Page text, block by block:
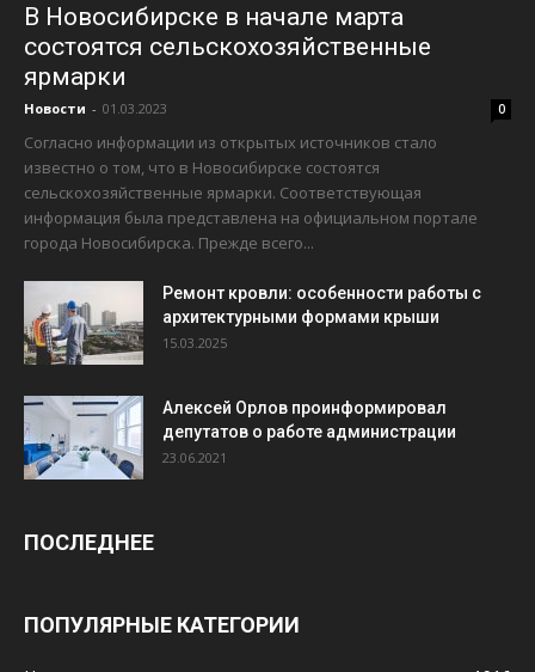
В Новосибирске в начале марта
состоятся сельскохозяйственные
ярмарки
Новости - 01.03.2023 0
Согласно информации из открытых источников стало
известно о том, что в Новосибирске состоятся
сельскохозяйственные ярмарки. Соответствующая
информация была представлена на официальном портале
города Новосибирска. Прежде всего...
Ремонт кровли: особенности работы с
архитектурными формами крыши
15.03.2025
Алексей Орлов проинформировал
депутатов о работе администрации
23.06.2021
ПОСЛЕДНЕЕ
ПОПУЛЯРНЫЕ КАТЕГОРИИ